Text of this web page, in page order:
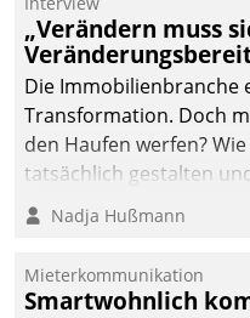
datengestützte
Entscheidungen.
Mitteilungen zum
Heizungs- und
Wasserverbrauch gehen
automatisiert,
und auf Wunsch über
mehrere zuvor
Kommunikationswege bei
„Verändern muss
Die Immobilienbranche
Transformation. Doch
den Haufen werfen?
tatsächlich gestalten
Argumente zählen
Nadja Hußmann
Mieterkommunikation
Smartwohnlich